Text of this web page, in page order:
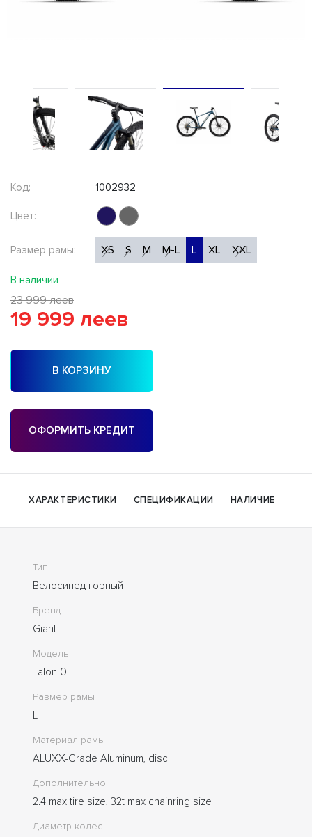
Код: 1002932
Цвет:
Размер рамы: XS S M M-L L XL XXL
В наличии
23 999 леев
19 999 леев
В КОРЗИНУ
ОФОРМИТЬ КРЕДИТ
ХАРАКТЕРИСТИКИ СПЕЦИФИКАЦИИ НАЛИЧИЕ
Тип
Велосипед горный
Бренд
Giant
Модель
Talon 0
Размер рамы
L
Материал рамы
ALUXX-Grade Aluminum, disc
Дополнительно
2.4 max tire size, 32t max chainring size
Диаметр колес